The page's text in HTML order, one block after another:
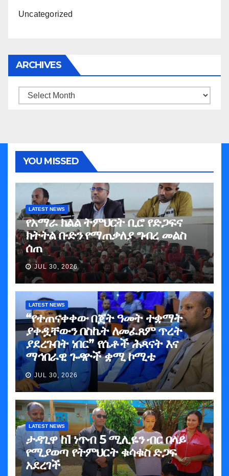
Uncategorized
ARCHIVES
Archives
YOU MISSED
LATEST NEWS
የአማራ ክልል ትምህርት ቢሮ የድጋፍና
ክትትል ቡድን የማጠቃለያ ግብረ መልስ
ሰጠ
JUL 30, 2026
LATEST NEWS
“የተጠናቀቀው በጀት ዓመት ተቋማት
ያቀዷቸውን በስኬት ለመፈጸም ጥረት
ያደረጉበት ነበር” የሴቶች ሕጻናት እና
ማኅበራዊ ጉዳዮች ቋሚ ኮሚቴ
JUL 30, 2026
LATEST NEWS
ታዳጊዋ ከ1 ነጥብ 5 ሚሊዬን ብር በላይ
የሚያወጣ የትምህርት ቁሳቁስ ድጋፍ
አደረገች